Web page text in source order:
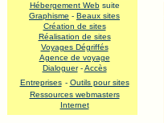
Hébergement Websuite
Graphisme - Beaux sites
Création de sites
Réalisation de sites
Voyages Dégriffés
Agence de voyage
Dialoguer-Accès
Entreprises - Outils pour sites
Ressources webmasters
Internet